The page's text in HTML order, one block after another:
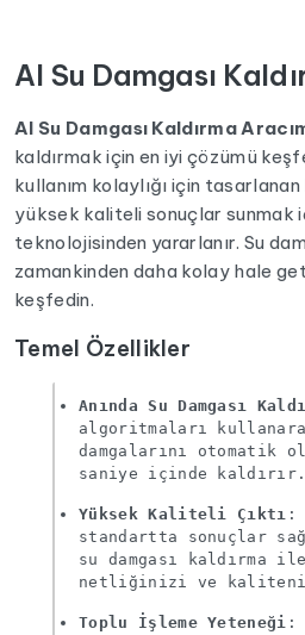
AI Su Damgası
AI Su Damgası Kaldırma
kaldırmak için en iyi çözümü
kullanım kolaylığı için
yüksek kaliteli sonuçlar sunmak
teknolojisinden yararlanır. Su
zamankinden daha kolay hale
keşfedin.
Temel Özellikler
Anında Su Damgası
algoritmaları
damgalarını otomatik
saniye içinde kaldırır.
Yüksek Kaliteli Çıktı :
standartta sonuçlar
su damgası kaldırma
netliğinizi ve
Toplu İşleme Yeteneği :